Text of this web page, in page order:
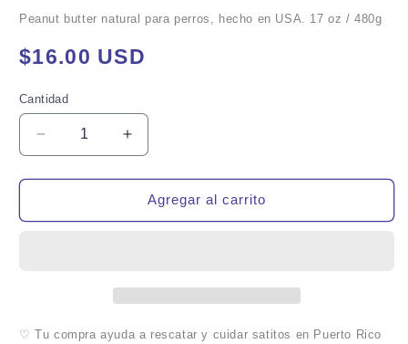
Peanut butter natural para perros, hecho en USA. 17 oz / 480g
Precio
$16.00 USD
Cantidad
Cantidad
Reducir
cantidad
para
Pup
for
Aumentar
cantidad
para
Spunky
Pup
for
Agregar al carrito
♡ Tu compra ayuda a rescatar y cuidar satitos en Puerto Rico